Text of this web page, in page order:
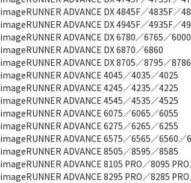
imageRUNNER ADVANCE DX 4845F／4835F／
imageRUNNER ADVANCE DX 4945F／4935F／
imageRUNNER ADVANCE DX 6780／6765／6000
imageRUNNER ADVANCE DX 6870／6860
imageRUNNER ADVANCE DX 8705／8795／8786
imageRUNNER ADVANCE 4045／4035／4025
imageRUNNER ADVANCE 4245／4235／4225
imageRUNNER ADVANCE 4545／4535／4525
imageRUNNER ADVANCE 6075／6065／6055
imageRUNNER ADVANCE 6275／6265／6255
imageRUNNER ADVANCE 6575／6565／6560／
imageRUNNER ADVANCE 8505／8595／8585
imageRUNNER ADVANCE 8105 PRO／8095
imageRUNNER ADVANCE 8295 PRO／8285